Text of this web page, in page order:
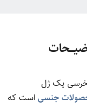
خرسی یک ژل
جنسی است که